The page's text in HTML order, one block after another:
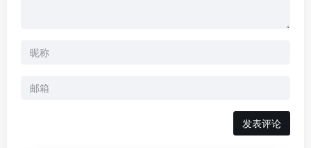
发表评论